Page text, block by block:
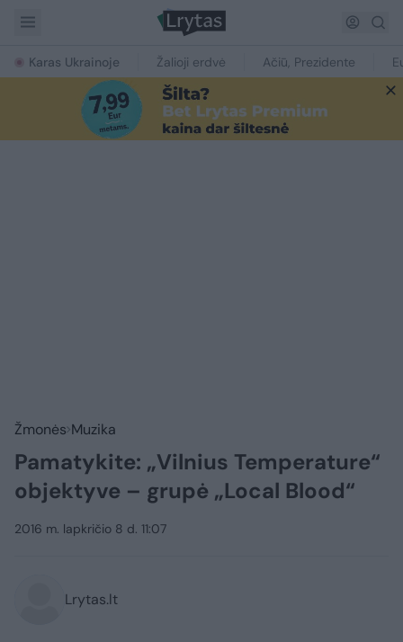
Karas Ukrainoje Žalioji erdvė Ačiū, Prezidente
Žmonės Muzika
Pamatykite: „Vilnius Temperature“
objektyve – grupė „Local Blood“
2016 m. lapkričio 8 d. 11:07
Lrytas.lt